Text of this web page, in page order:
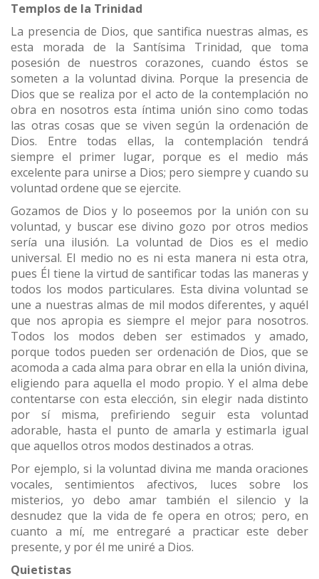
Templos de la Trinidad
La presencia de Dios, que santifica nuestras almas, es
esta morada de la Santísima Trinidad, que toma
posesión de nuestros corazones, cuando éstos se
someten a la voluntad divina. Porque la presencia de
Dios que se realiza por el acto de la contemplación no
obra en nosotros esta íntima unión sino como todas
las otras cosas que se viven según la ordenación de
Dios. Entre todas ellas, la contemplación tendrá
siempre el primer lugar, porque es el medio más
excelente para unirse a Dios; pero siempre y cuando su
voluntad ordene que se ejercite.
Gozamos de Dios y lo poseemos por la unión con su
voluntad, y buscar ese divino gozo por otros medios
sería una ilusión. La voluntad de Dios es el medio
universal. El medio no es ni esta manera ni esta otra,
pues Él tiene la virtud de santificar todas las maneras y
todos los modos particulares. Esta divina voluntad se
une a nuestras almas de mil modos diferentes, y aquél
que nos apropia es siempre el mejor para nosotros.
Todos los modos deben ser estimados y amado,
porque todos pueden ser ordenación de Dios, que se
acomoda a cada alma para obrar en ella la unión divina,
eligiendo para aquella el modo propio. Y el alma debe
contentarse con esta elección, sin elegir nada distinto
por sí misma, prefiriendo seguir esta voluntad
adorable, hasta el punto de amarla y estimarla igual
que aquellos otros modos destinados a otras.
Por ejemplo, si la voluntad divina me manda oraciones
vocales, sentimientos afectivos, luces sobre los
misterios, yo debo amar también el silencio y la
desnudez que la vida de fe opera en otros; pero, en
cuanto a mí, me entregaré a practicar este deber
presente, y por él me uniré a Dios.
Quietistas